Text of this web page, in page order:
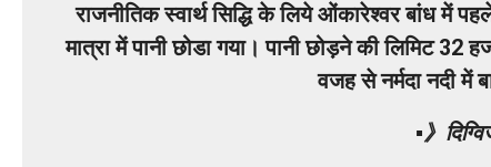
राजनीतिक स्वार्थ सिद्धि के लिये ओंकारेश्वर बांध में
मात्रा में पानी छोडा गया। पानी छोड़ने की लिमिट
वजह से नर्मदा नदी में
▪︎》